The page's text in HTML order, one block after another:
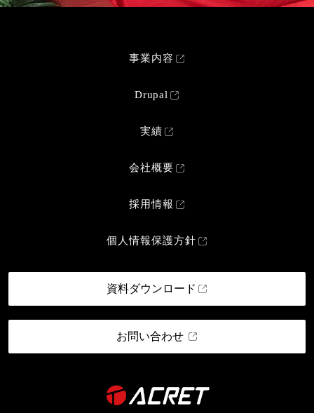
事業内容
Drupal
実績
会社概要
採用情報
個人情報保護方針
資料ダウンロード
お問い合わせ